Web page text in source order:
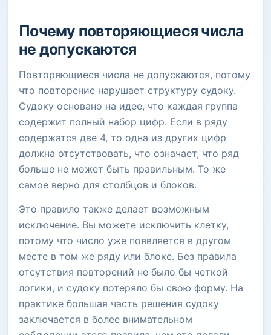
Почему повторяющиеся числа
не допускаются
Повторяющиеся числа не допускаются, потому
что повторение нарушает структуру судоку.
Судоку основано на идее, что каждая группа
содержит полный набор цифр. Если в ряду
содержатся две 4, то одна из других цифр
должна отсутствовать, что означает, что ряд
больше не может быть правильным. То же
самое верно для столбцов и блоков.
Это правило также делает возможным
исключение. Вы можете исключить клетку,
потому что число уже появляется в другом
месте в том же ряду или блоке. Без правила
отсутствия повторений не было бы четкой
логики, и судоку потеряло бы свою форму. На
практике большая часть решения судоку
заключается в более внимательном